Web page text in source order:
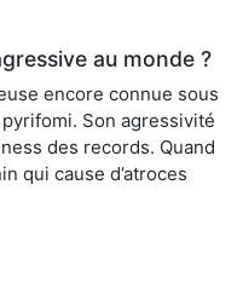
au monde ?
encore connue sous
Son agressivité
des records. Quand
qui cause d’atroces